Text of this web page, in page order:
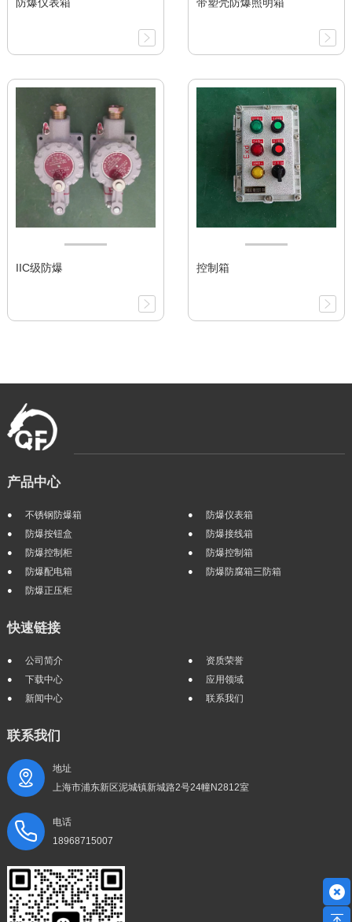
IIC级防爆 控制箱
产品中心
不锈钢防爆箱
防爆仪表箱
防爆按钮盒
防爆接线箱
防爆控制柜
防爆控制箱
防爆配电箱
防爆防腐箱三防箱
防爆正压柜
快速链接
公司简介
资质荣誉
下载中心
应用领域
新闻中心
联系我们
联系我们
地址
上海市浦东新区泥城镇新城路2号24幢N2812室
电话
18968715007